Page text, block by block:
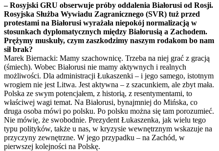
– Rosyjski GRU obserwuje próby oddalenia Białorusi od Rosji.
Rosyjska Służba Wywiadu Zagranicznego (SVR) tuż przed
protestami na Białorusi wyrażała niepokój normalizacją w
stosunkach dyplomatycznych między Białorusią a Zachodem.
Prężymy muskuły, czym zaszkodzimy naszym rodakom bo nam
sił brak?
Marek Biernacki: Mamy szachownicę. Trzeba na niej grać z gracją
(śmiech). Wobec Białorusi nie mamy aktywnych i realnych
możliwości. Dla administracji Łukaszenki – i jego samego, istotnym
wrogiem nie jest Litwa. Jest aktywna – z szacunkiem, ale zbyt mała.
Polska ze swym potencjałem, z historią, z resentymentami, to
właściwej wagi temat. Na Białorusi, bynajmniej do Mińska, co
druga osoba mówi po polsku. Po polsku można się tam porozumieć.
Nie mówię, że swobodnie. Prezydent Łukaszenka, jak wielu tego
typu polityków, także u nas, w kryzysie wewnętrznym wskazuje na
przyczyny zewnętrzne. W jego przypadku – na Zachód, w
pierwszej kolejności na Polskę.